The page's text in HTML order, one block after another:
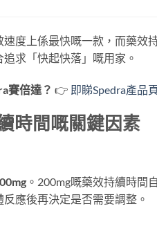
速度上係最快嘅一款，而藥效
求「快起快落」嘅用家。
賽倍達？ 👉 即睇Spedra產品
時間嘅關鍵因素
。200mg嘅藥效持續時間
應後再決定是否需要調整。